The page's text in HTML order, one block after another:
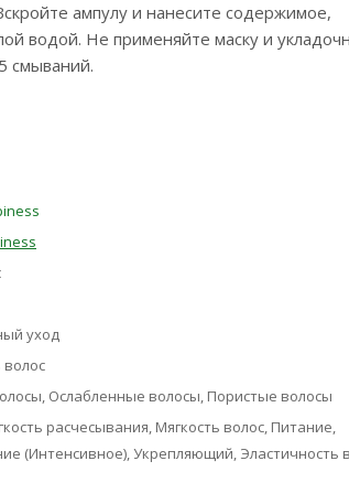
ампулу и нанесите содержимое,
водой. Не применяйте маску и
смываний.
уход
Ослабленные волосы, Пористые волосы
расчесывания, Мягкость волос, Питание,
(Интенсивное), Укрепляющий, Эластичность